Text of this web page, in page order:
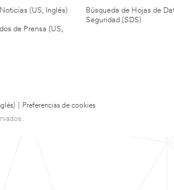
(US, Inglés)
de Prensa (US,
Búsqueda de Hojas de
Seguridad (SDS)
Preferencias de cookies